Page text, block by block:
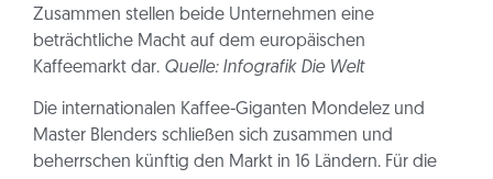
Zusammen stellen beide Unternehmen eine
beträchtliche Macht auf dem europäischen
Kaffeemarkt dar. Quelle: Infografik Die Welt
Die internationalen Kaffee-Giganten Mondelez und
Master Blenders schließen sich zusammen und
beherrschen künftig den Markt in 16 Ländern. Für die